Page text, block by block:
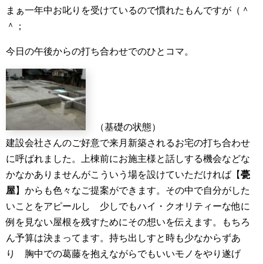
まぁ一年中お叱りを受けているので慣れたもんですが（＾
＾；
今日の午後からの打ち合わせでのひとコマ。
（基礎の状態）
建設会社さんのご好意で来月新築されるお宅の打ち合わせ
に呼ばれました。上棟前にお施主様と話しする機会などな
かなかありませんがこういう場を設けていただければ【甍
屋】からも色々なご提案ができます。その中で自分がした
いことをアピールし 少しでもハイ・クオリティーな他に
例を見ない屋根を残すためにその想いを伝えます。もちろ
ん予算は決まってます。持ち出しすと時も少なからずあ
り 胸中での葛藤を抱えながらでもいいモノをやり遂げ